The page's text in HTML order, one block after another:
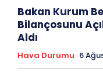
Bakan Kurum
Bilançosunu
Aldı
Hava Durumu 6